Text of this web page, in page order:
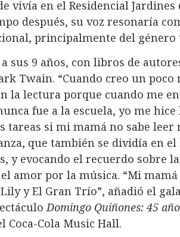
en el Residencial Jardines
después, su voz resonaría
principalmente del género
sus 9 años, con libros de
Twain. “Cuando creo un poco
la lectura porque cuando me
fue a la escuela, yo me hice
tareas si mi mamá no sabe leer
que también se dividía en
y evocando el recuerdo sobre
amor por la música. “Mi mamá
y El Gran Trío”, añadió el
Domingo Quiñones: 45
Coca-Cola Music Hall.